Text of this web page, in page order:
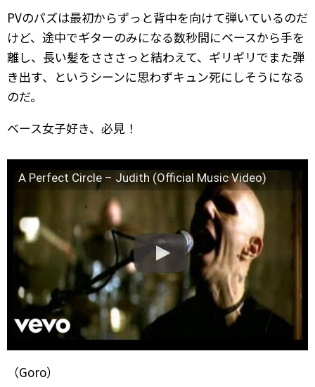
PVのパズは最初からずっと背中を向けて弾いているのだ
けど、途中でギターのみになる数秒間にベースから手を
離し、長い髪をさささっと結わえて、ギリギリでまた弾
き出す、というシーンに思わずキュン死にしそうになる
のだ。
ベース女子好き、必見！
A Perfect Circle – Judith (Official Music Video)
（Goro）